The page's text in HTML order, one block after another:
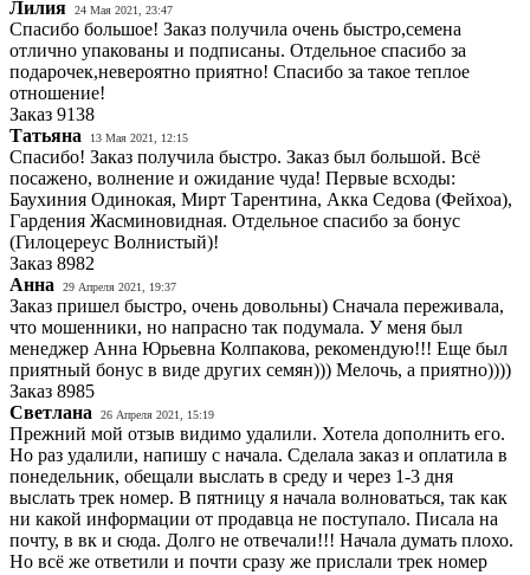
Лилия
24 Мая 2021, 23:47
Спасибо большое! Заказ получила очень быстро,семена
отлично упакованы и подписаны. Отдельное спасибо за
подарочек,невероятно приятно! Спасибо за такое теплое
отношение!
Заказ 9138
Татьяна
13 Мая 2021, 12:15
Спасибо! Заказ получила быстро. Заказ был большой. Всё
посажено, волнение и ожидание чуда! Первые всходы:
Баухиния Одинокая, Мирт Тарентина, Акка Седова (Фейхоа),
Гардения Жасминовидная. Отдельное спасибо за бонус
(Гилоцереус Волнистый)!
Заказ 8982
Анна
29 Апреля 2021, 19:37
Заказ пришел быстро, очень довольны) Сначала переживала,
что мошенники, но напрасно так подумала. У меня был
менеджер Анна Юрьевна Колпакова, рекомендую!!! Еще был
приятный бонус в виде других семян))) Мелочь, а приятно))))
Заказ 8985
Светлана
26 Апреля 2021, 15:19
Прежний мой отзыв видимо удалили. Хотела дополнить его.
Но раз удалили, напишу с начала. Сделала заказ и оплатила в
понедельник, обещали выслать в среду и через 1-3 дня
выслать трек номер. В пятницу я начала волноваться, так как
ни какой информации от продавца не поступало. Писала на
почту, в вк и сюда. Долго не отвечали!!! Начала думать плохо.
Но всё же ответили и почти сразу же прислали трек номер